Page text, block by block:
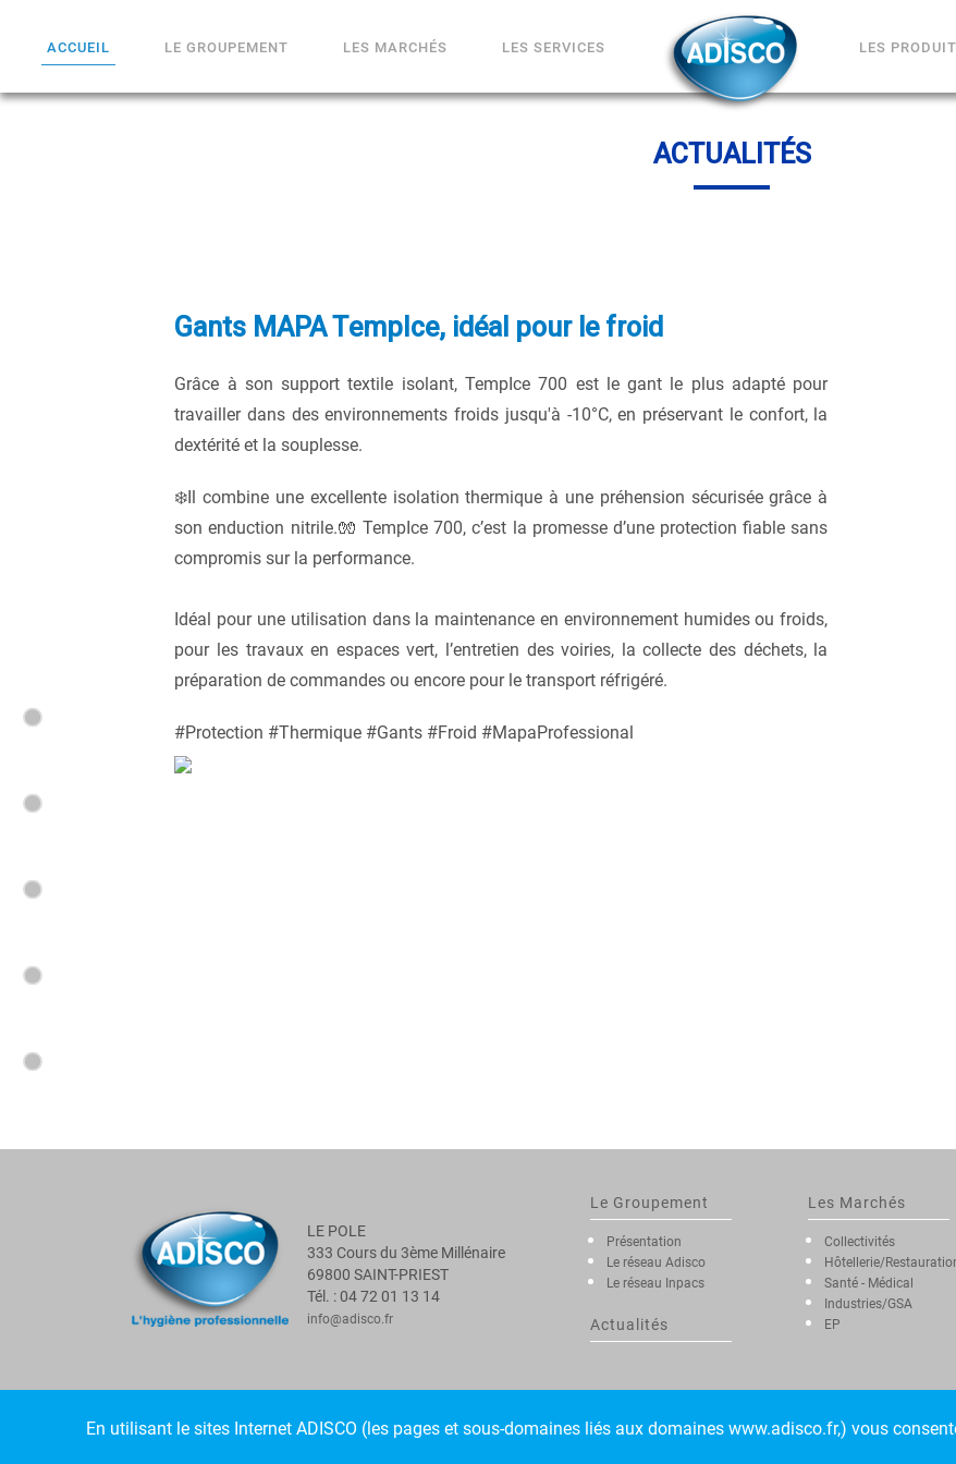
ACCUEIL LE GROUPEMENT LES MARCHÉS LES SERVICES LES
ACTUALITÉS
Gants MAPA TempIce, idéal pour le froid
Grâce à son support textile isolant, TempIce 700 est le gant le plus adapté pour
travailler dans des environnements froids jusqu'à -10°C, en préservant le confort, la
dextérité et la souplesse.
❄️Il combine une excellente isolation thermique à une préhension sécurisée grâce à
son enduction nitrile.🧤 TempIce 700, c’est la promesse d’une protection fiable sans
compromis sur la performance.
Idéal pour une utilisation dans la maintenance en environnement humides ou froids,
pour les travaux en espaces vert, l’entretien des voiries, la collecte des déchets, la
préparation de commandes ou encore pour le transport réfrigéré.
#Protection #Thermique #Gants #Froid #MapaProfessional
LE POLE
333 Cours du 3ème Millénaire
69800 SAINT-PRIEST
Tél. : 04 72 01 13 14
info@adisco.fr
Le Groupement
Présentation
Le réseau Adisco
Le réseau Inpacs
Actualités
Les Marchés
Collectivités
Hôtellerie/
Santé - Médical
Industries/GSA
EP
©2021 Adisco. Tous droits réservés.• Mentions légales
En utilisant le sites Internet ADISCO (les pages et sous-domaines liés aux domaines www.adisco.fr,) vous